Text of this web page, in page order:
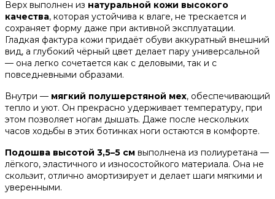
Верх выполнен из натуральной кожи высокого
качества, которая устойчива к влаге, не трескается и
сохраняет форму даже при активной эксплуатации.
Гладкая фактура кожи придаёт обуви аккуратный внешний
вид, а глубокий чёрный цвет делает пару универсальной
— она легко сочетается как с деловыми, так и с
повседневными образами.
Внутри — мягкий полушерстяной мех, обеспечивающий
тепло и уют. Он прекрасно удерживает температуру, при
этом позволяет ногам дышать. Даже после нескольких
часов ходьбы в этих ботинках ноги остаются в комфорте.
Подошва высотой 3,5–5 см выполнена из полиуретана —
лёгкого, эластичного и износостойкого материала. Она не
скользит, отлично амортизирует и делает шаги мягкими и
уверенными.